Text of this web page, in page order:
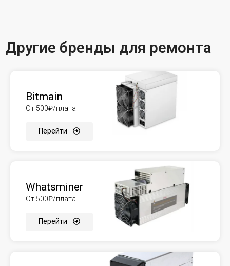
Другие бренды для ремонта
Bitmain
От 500₽/плата
Перейти
Whatsminer
От 500₽/плата
Перейти